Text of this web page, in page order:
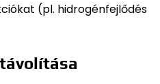
(pl. hidrogénfejlődés